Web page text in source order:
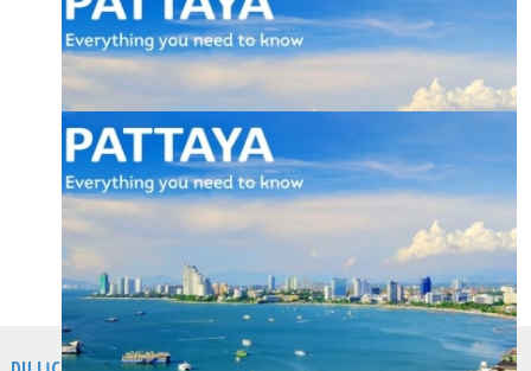
Liên hệ
bangkok - pattaya (thành cổ muang boran - alcaza show -
café phủ vàng - thưởng thức buffet trưa baiyoke sky)Mã
tour: NNA18855-08122024-SD
Đi: 5 Ngày - 4 Đêm
9,890,000 đ
bangkok - pattaya (thành cổ muang boran - alcaza show -
café phủ vàng - thưởng thức buffet trưa baiyoke sky)Mã
tour: NNA18855-17112024-SD
Đi: 5 Ngày - 4 Đêm
9,890,000 đ
bangkok - pattaya (thành cổ muang boran - alcaza show -
café phủ vàng - thưởng thức buffet trưa baiyoke sky)Mã
tour: NNA18855-20082024-SD